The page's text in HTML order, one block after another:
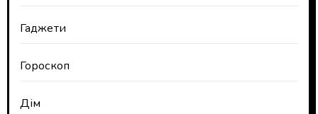
Гаджети
Гороскоп
Дім